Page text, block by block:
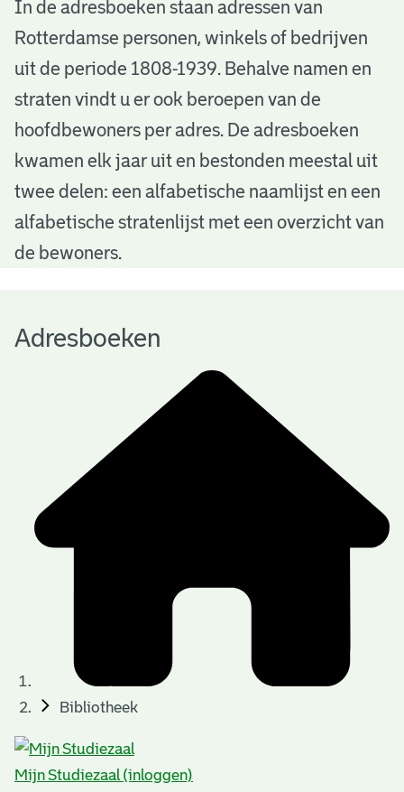
A
d
e
b
o
e
e
In de adresboeken staan adressen van
Rotterdamse personen, winkels of bedrijven
uit de periode 1808-1939. Behalve namen en
straten vindt u er ook beroepen van de
hoofdbewoners per adres. De adresboeken
kwamen elk jaar uit en bestonden meestal uit
twee delen: een alfabetische naamlijst en een
alfabetische stratenlijst met een overzicht van
de bewoners.
Adresboeken
Bibliotheek
Mijn Studiezaal (inloggen)